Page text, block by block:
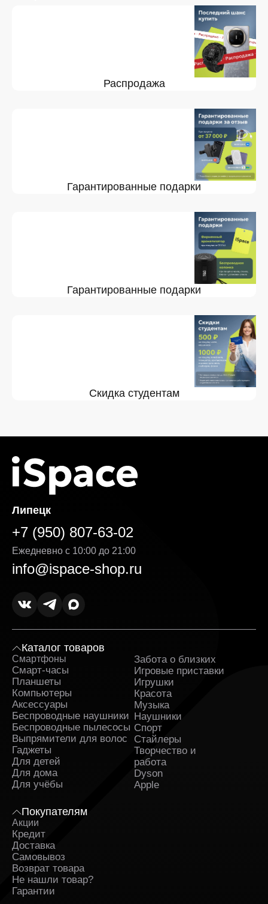
Распродажа
Гарантированные подарки
Гарантированные подарки
Скидка студентам
Липецк
+7 (950) 807-63-02
Ежедневно с 10:00 до 21:00
info@ispace-shop.ru
Каталог товаров
Смартфоны
Смарт-часы
Планшеты
Компьютеры
Аксессуары
Беспроводные наушники
Беспроводные пылесосы
Выпрямители для волос
Гаджеты
Для детей
Для дома
Для учёбы
Забота о близких
Игровые приставки
Игрушки
Красота
Музыка
Наушники
Спорт
Стайлеры
Творчество и
работа
Dyson
Apple
Покупателям
Акции
Кредит
Доставка
Самовывоз
Возврат товара
Не нашли товар?
Гарантии